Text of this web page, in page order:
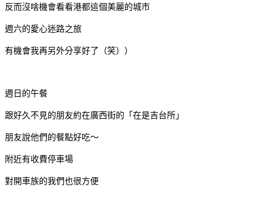
反而沒啥機會看看港都這個美麗的城市
週六的愛心迷路之旅
有機會我再另外分享好了（笑））
週日的午餐
跟好久不見的朋友約在廣西街的「在是吉台所」
朋友說他們的餐點好吃～
附近有收費停車場
對開車族的我們也很方便